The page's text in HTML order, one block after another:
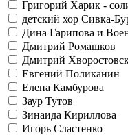
Григорий Харик -
детский хор Сивка-
Дина Гарипова и
Дмитрий Ромашков
Дмитрий
Евгений Поликанин
Елена Камбурова
Заур Тутов
Зинаида Кириллова
Игорь Сластенко